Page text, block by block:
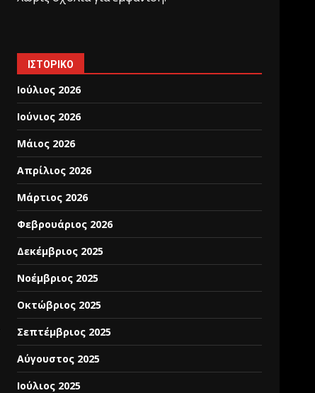
ΙΣΤΟΡΙΚΌ
Ιούλιος 2026
Ιούνιος 2026
Μάιος 2026
Απρίλιος 2026
Μάρτιος 2026
Φεβρουάριος 2026
Δεκέμβριος 2025
Νοέμβριος 2025
Οκτώβριος 2025
Σεπτέμβριος 2025
Αύγουστος 2025
Ιούλιος 2025